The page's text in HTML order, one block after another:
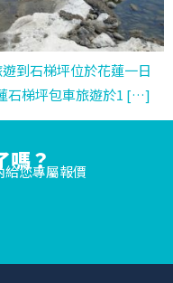
到石梯坪位於花蓮一日
石梯坪包車旅遊於1 […]
嗎？
給您專屬報價